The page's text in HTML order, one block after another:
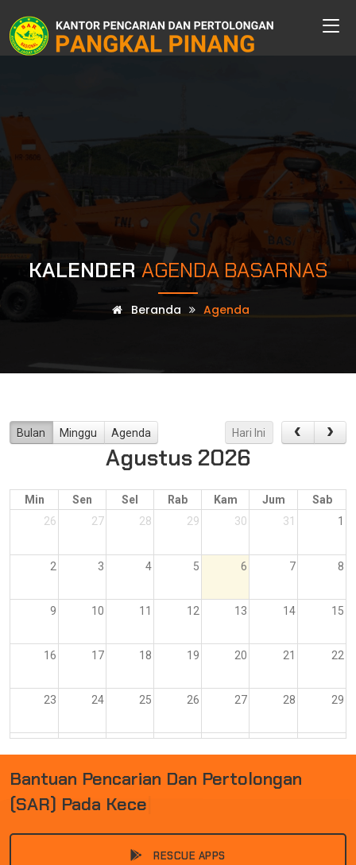
KALENDERAGENDA BASARNAS
Beranda Agenda
Bulan Minggu Agenda Hari Ini
Agustus 2026
Min Sen Sel Rab Kam Jum
Sab
26
27 28 29 30 31 1
2 3 4 5 6 7 8
9 10 11 12 13 14 15
16 17 18 19 20 21 22
23 24 25 26 27 28 29
BANTUAN PENCARIAN DAN PERTOLONGAN
(SAR) PADA KECE
RESCUE APPS